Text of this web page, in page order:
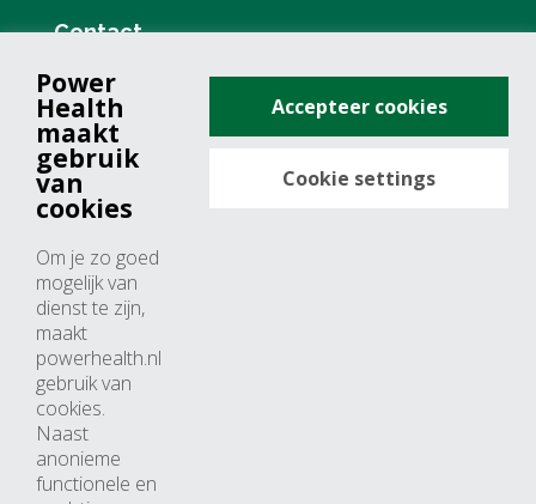
Contact
+31 (0)76 571 19 68
info@powerhealth.nl
Adresse
4817 ZH breda
Nederland
Horaires d’ouvertures
Du lundi au jeudi: 09:00 – 17:00
Vendredi: 09:00 – 15:00
Power
Health
maakt
gebruik
van
cookies
Om je zo goed
mogelijk van
dienst te zijn,
maakt
powerhealth.nl
gebruik van
cookies.
Naast
anonieme
functionele en
Accepteer cookies
Cookie settings